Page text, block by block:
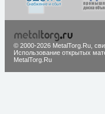
© 2000-2026 MetalTorg.Ru,
Использование открытых
MetalTorg.Ru